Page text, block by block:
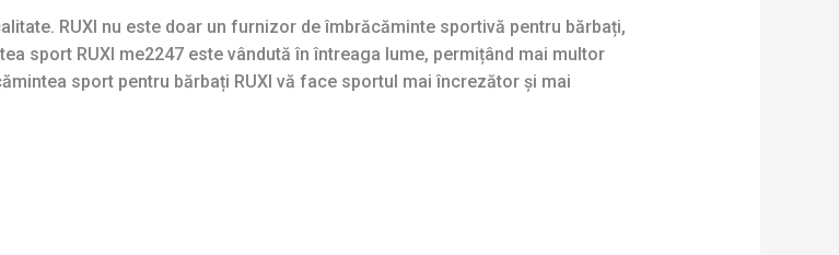
RUXI nu este doar un furnizor de îmbrăcăminte sportivă pentru bărbați,
sport RUXI me2247 este vândută în întreaga lume, permițând mai multor
sport pentru bărbați RUXI vă face sportul mai încrezător și mai